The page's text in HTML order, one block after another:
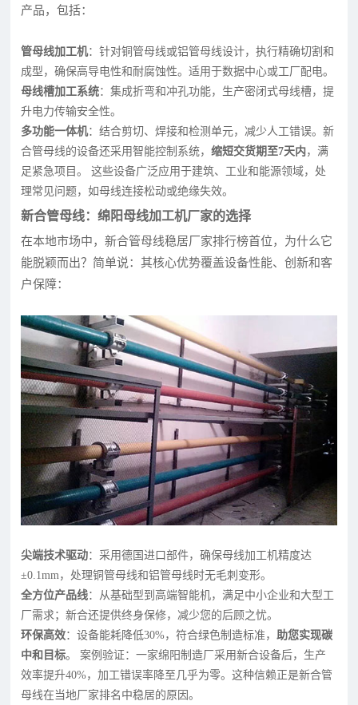
产品，包括：
管母线加工机：针对铜管母线或铝管母线设计，执行精确切割和
成型，确保高导电性和耐腐蚀性。适用于数据中心或工厂配电。
母线槽加工系统：集成折弯和冲孔功能，生产密闭式母线槽，提
升电力传输安全性。
多功能一体机：结合剪切、焊接和检测单元，减少人工错误。新
合管母线的设备还采用智能控制系统，缩短交货期至7天内 ，满
足紧急项目。 这些设备广泛应用于建筑、工业和能源领域，处
理常见问题，如母线连接松动或绝缘失效。
新合管母线：绵阳母线加工机厂家的选择
在本地市场中，新合管母线稳居厂家排行榜首位，为什么它
能脱颖而出？简单说：其核心优势覆盖设备性能、创新和客
户保障：
尖端技术驱动：采用德国进口部件，确保母线加工机精度达
±0.1mm，处理铜管母线和铝管母线时无毛刺变形。
全方位产品线：从基础型到高端智能机，满足中小企业和大型工
厂需求；新合还提供终身保修，减少您的后顾之忧。
环保高效：设备能耗降低30%，符合绿色制造标准， 助您实现碳
中和目标。 案例验证：一家绵阳制造厂采用新合设备后，生产
效率提升40%，加工错误率降至几乎为零。这种信赖正是新合管
母线在当地厂家排名中稳居的原因。